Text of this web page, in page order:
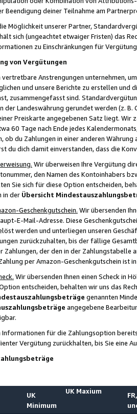
Beendigung deiner Teilnahme am
Möglichkeit unserer Partner,
sich (ungeachtet etwaiger Fristen) das
zu Einschränkungen für
von Vergütungen
Anstrengungen unternehmen,
und unsere Berichte zu erstellen und
zusammengefasst sind.
der Landeswährung gerundet werden (z.
Preiskarte angegebenen Satz liegt.
60 Tage nach Ende jedes
ob du Zahlungen in einer anderen
du dich damit einverstanden, dass die
Wir überweisen Ihre Vergütung
den Namen des Kontoinhabers
Sie sich für diese Option entscheiden,
in der Übersicht
Geschenkgutschein. Wir übersenden
E-Mail-Adresse. Diese
werden und unterliegen unseren
zurückzuhalten, bis der fällige
Zahlungen, der den in der
per Amazon-Geschenkgutschein ist
Wir übersenden Ihnen einen Scheck in
entscheiden, behalten wir uns das
genannten
angegebene
für die Zahlungsoption
Vergütung zurückhalten, bis Sie
UK
Minimum
UK Maxium